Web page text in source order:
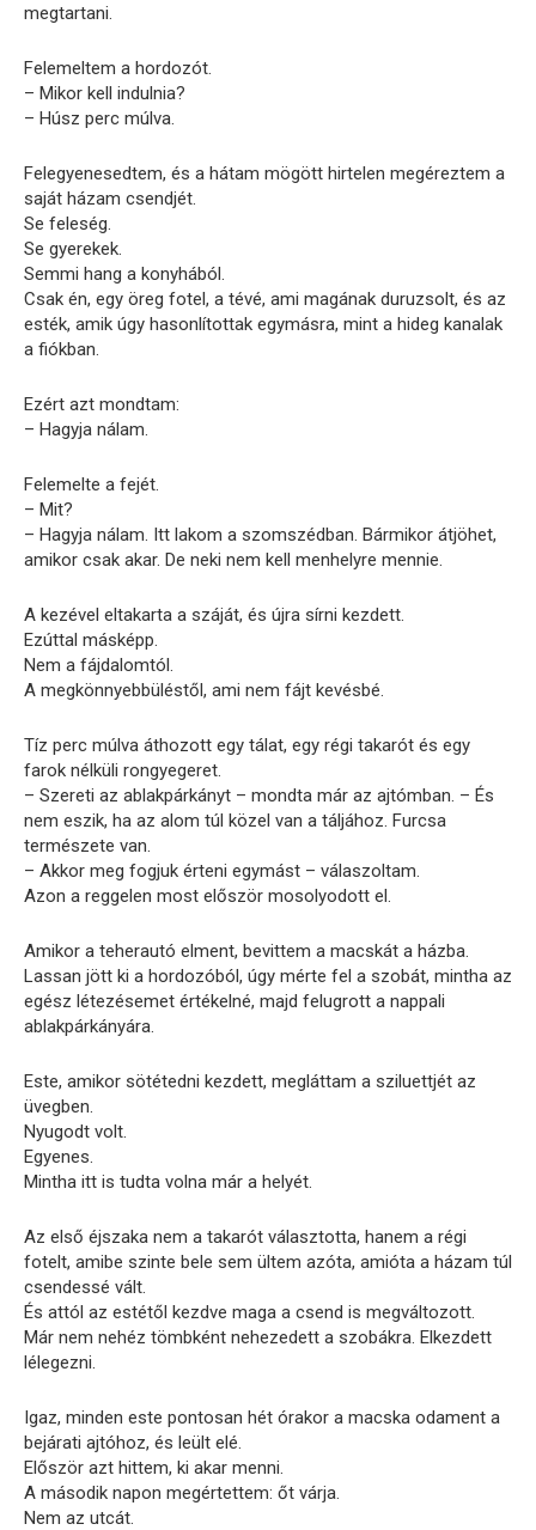
megtartani.
Felemeltem a hordozót.
– Mikor kell indulnia?
– Húsz perc múlva.
Felegyenesedtem, és a hátam mögött hirtelen megéreztem a
saját házam csendjét.
Se feleség.
Se gyerekek.
Semmi hang a konyhából.
Csak én, egy öreg fotel, a tévé, ami magának duruzsolt, és az
esték, amik úgy hasonlítottak egymásra, mint a hideg kanalak
a fiókban.
Ezért azt mondtam:
– Hagyja nálam.
Felemelte a fejét.
– Mit?
– Hagyja nálam. Itt lakom a szomszédban. Bármikor átjöhet,
amikor csak akar. De neki nem kell menhelyre mennie.
A kezével eltakarta a száját, és újra sírni kezdett.
Ezúttal másképp.
Nem a fájdalomtól.
A megkönnyebbüléstől, ami nem fájt kevésbé.
Tíz perc múlva áthozott egy tálat, egy régi takarót és egy
farok nélküli rongyegeret.
– Szereti az ablakpárkányt – mondta már az ajtómban. – És
nem eszik, ha az alom túl közel van a táljához. Furcsa
természete van.
– Akkor meg fogjuk érteni egymást – válaszoltam.
Azon a reggelen most először mosolyodott el.
Amikor a teherautó elment, bevittem a macskát a házba.
Lassan jött ki a hordozóból, úgy mérte fel a szobát, mintha az
egész létezésemet értékelné, majd felugrott a nappali
ablakpárkányára.
Este, amikor sötétedni kezdett, megláttam a sziluettjét az
üvegben.
Nyugodt volt.
Egyenes.
Mintha itt is tudta volna már a helyét.
Az első éjszaka nem a takarót választotta, hanem a régi
fotelt, amibe szinte bele sem ültem azóta, amióta a házam túl
csendessé vált.
És attól az estétől kezdve maga a csend is megváltozott.
Már nem nehéz tömbként nehezedett a szobákra. Elkezdett
lélegezni.
Igaz, minden este pontosan hét órakor a macska odament a
bejárati ajtóhoz, és leült elé.
Először azt hittem, ki akar menni.
A második napon megértettem: őt várja.
Nem az utcát.